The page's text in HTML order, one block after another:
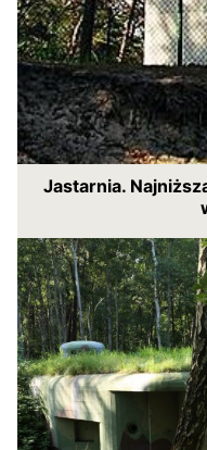
Jastarnia.